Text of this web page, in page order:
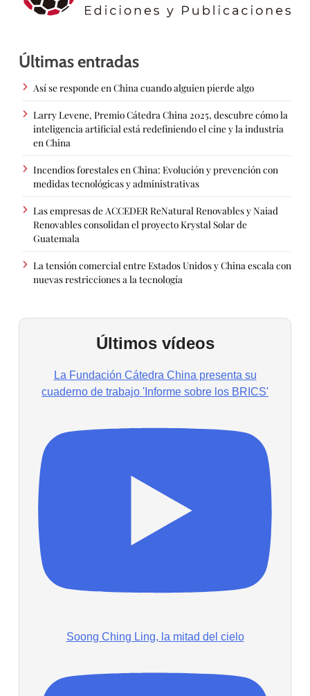
Últimas entradas
Así se responde en China cuando alguien pierde algo
Larry Levene, Premio Cátedra China 2025, descubre cómo la
inteligencia artificial está redefiniendo el cine y la industria
en China
Incendios forestales en China: Evolución y prevención con
medidas tecnológicas y administrativas
Las empresas de ACCEDER ReNatural Renovables y Naiad
Renovables consolidan el proyecto Krystal Solar de
Guatemala
La tensión comercial entre Estados Unidos y China escala con
nuevas restricciones a la tecnología
Últimos vídeos
La Fundación Cátedra China presenta su
cuaderno de trabajo 'Informe sobre los BRICS'
Soong Ching Ling, la mitad del cielo